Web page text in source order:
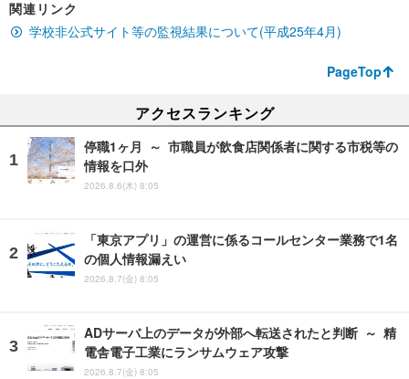
関連リンク
学校非公式サイト等の監視結果について(平成25年4月)
PageTop
アクセスランキング
停職1ヶ月 ～ 市職員が飲食店関係者に関する市税等の
情報を口外
2026.8.6(木) 8:05
「東京アプリ」の運営に係るコールセンター業務で1名
の個人情報漏えい
2026.8.7(金) 8:05
ADサーバ上のデータが外部へ転送されたと判断 ～ 精
電舎電子工業にランサムウェア攻撃
2026.8.7(金) 8:05